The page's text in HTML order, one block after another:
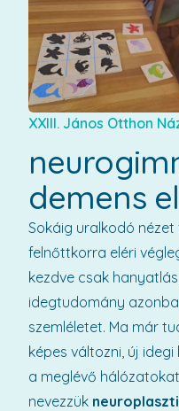
XXIII. János Otthon
demens
Sokáig uralkodó
felnőttkorra eléri
kezdve csak
idegtudomány
szemléletet. Ma már
képes változni, új
a meglévő
nevezzük